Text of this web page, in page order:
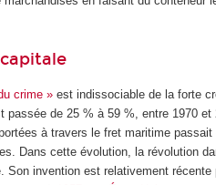
crime » est indissociable de la forte
passée de 25 % à 59 %, entre 1970
à travers le fret maritime
Dans cette évolution, la révolution
Son invention est relativement